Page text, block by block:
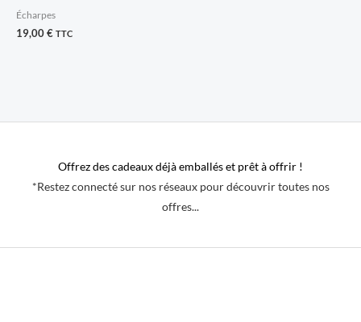
Écharpes
19,00€ TTC
Offrez des cadeaux déjà emballés et prêt à offrir !
*Restez connecté sur nos réseaux pour découvrir toutes nos
offres...